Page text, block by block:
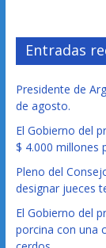
Entradas
Presidente de
de agosto.
El Gobierno del
$ 4.000 millones
Pleno del
designar jueces
El Gobierno del
porcina con una